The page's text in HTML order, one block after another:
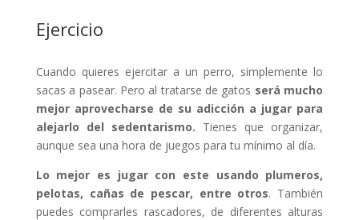
Ejercicio
Cuando quieres ejercitar a un perro, simplemente lo
sacas a pasear. Pero al tratarse de gatos será mucho
mejor aprovecharse de su adicción a jugar para
alejarlo del sedentarismo. Tienes que organizar,
aunque sea una hora de juegos para tu mínimo al día.
Lo mejor es jugar con este usando plumeros,
pelotas, cañas de pescar, entre otros. También
puedes comprarles rascadores, de diferentes alturas